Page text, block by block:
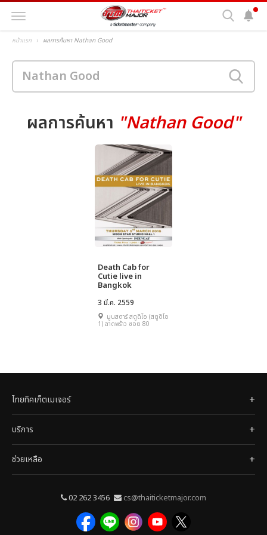
หน้าแรก ผลการค้นหา Nathan Good
ผลการค้นหา "Nathan Good"
Death Cab for
Cutie live in
Bangkok
3 มี.ค. 2559
มูนสตาร์ สตูดิโอ (สตูดิโอ
1) ลาดพร้าว ซอย 80
ไทยทิคเก็ตเมเจอร์
บริการ
ช่วยเหลือ
02 262 3456 cs@thaiticketmajor.com